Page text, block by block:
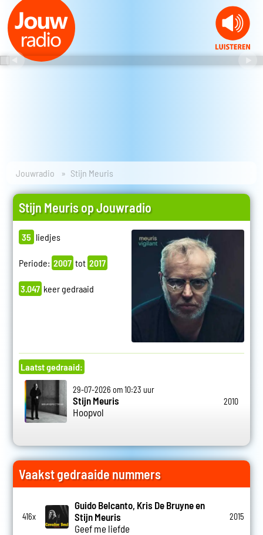
Jouwradio Stijn Meuris
Stijn Meuris op Jouwradio
35 liedjes
Periode: 2007 tot 2017
3.047 keer gedraaid
Laatst gedraaid:
29-07-2026 om 10:23 uur
Stijn Meuris
Hoopvol
2010
Vaakst gedraaide nummers
416x
Guido Belcanto, Kris De Bruyne en
Stijn Meuris
Geef me liefde
2015